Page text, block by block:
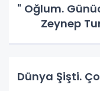
" Oğlum.
Zeynep
Dünya Şişti.